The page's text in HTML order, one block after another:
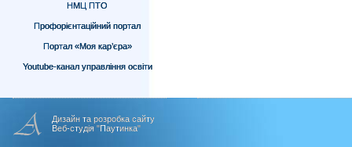
НМЦ ПТО
Профорієнтаційний портал
Портал «Моя кар’єра»
Youtube-канал управління освіти
Дизайн та розробка сайту
Веб-студія "Паутинка"